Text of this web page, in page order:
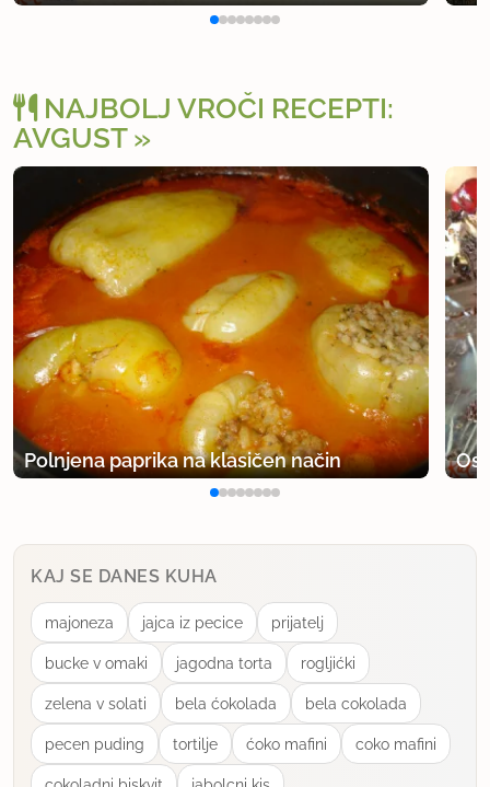
NAJBOLJ VROČI RECEPTI:
AVGUST
Polnjena paprika na klasičen način
KAJ SE DANES KUHA
majoneza jajca iz pecice prijatelj
bucke v omaki jagodna torta rogljićki
zelena v solati bela ćokolada bela cokolada
pecen puding tortilje ćoko mafini coko mafini